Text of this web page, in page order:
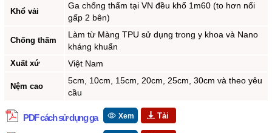
Khổ vải
Ga chống thấm tại VN đều khổ 1m60 (to hơn nối
gấp 2 bên)
Chống thấm
Làm từ Màng TPU sử dụng trong y khoa và Nano
kháng khuẩn
Xuất xứ Việt Nam
Nệm cao
5cm, 10cm, 15cm, 20cm, 25cm, 30cm và theo yêu
cầu
PDF cách sử dụng ga Xem